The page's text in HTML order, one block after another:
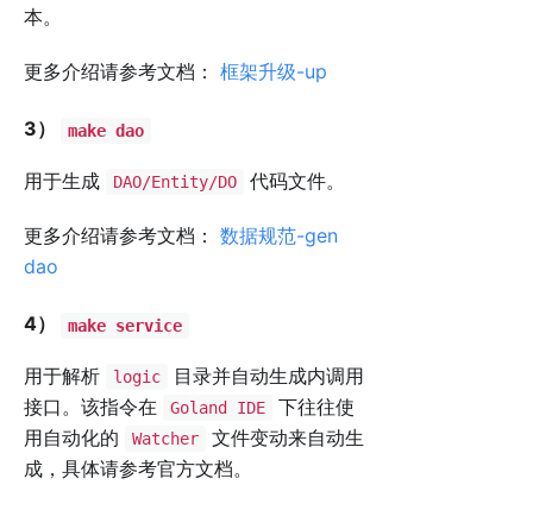
本。
更多介绍请参考文档： 框架升级-up
3） make dao
用于生成 DAO/Entity/DO 代码文件。
更多介绍请参考文档： 数据规范-gen
dao
4） make service
用于解析 logic
目录并自动生成内调用
接口。该指令在
Goland IDE
下往往使
用自动化的
Watcher
文件变动来自动生
成，具体请参考官方文档。